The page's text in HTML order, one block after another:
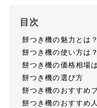
目次
餅つき機の魅力とは？
餅つき機の使い方は？
餅つき機の価格相場
餅つき機の選び方
餅つき機のおすすめ
餅つき機のおすす